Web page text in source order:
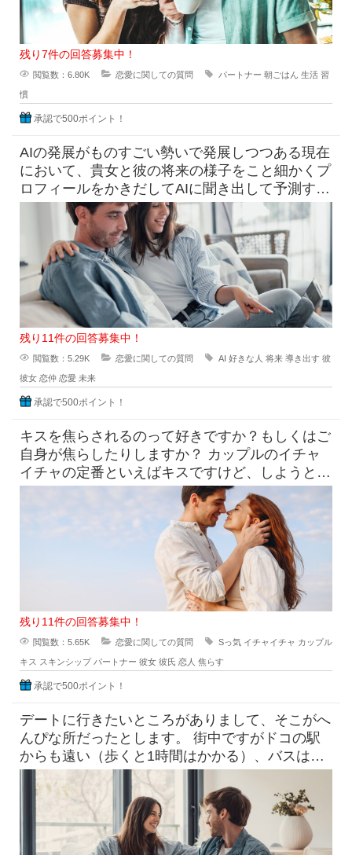
残り7件の回答募集中！
閲覧数：6.80K 恋愛に関しての質問 パートナー 朝ごはん 生活 習
慣
承認で500ポイント！
AIの発展がものすごい勢いで発展しつつある現在
において、貴女と彼の将来の様子をこと細かくプ
ロフィールをかきだしてAIに聞き出して予測すら
できる時代になっています
残り11件の回答募集中！
閲覧数：5.29K 恋愛に関しての質問 AI 好きな人 将来 導き出す 彼
彼女 恋仲 恋愛 未来
承認で500ポイント！
キスを焦らされるのって好きですか？もしくはご
自身が焦らしたりしますか？ カップルのイチャ
イチャの定番といえばキスですけど、しようとし
てるのにだめって言われ
残り11件の回答募集中！
閲覧数：5.65K 恋愛に関しての質問 Sっ気 イチャイチャ カップル
キス スキンシップ パートナー 彼女 彼氏 恋人 焦らす
承認で500ポイント！
デートに行きたいところがありまして、そこがへ
んぴな所だったとします。 街中ですがドコの駅
からも遠い（歩くと1時間はかかる）、バスは出
てるけど本数少なめ。 目